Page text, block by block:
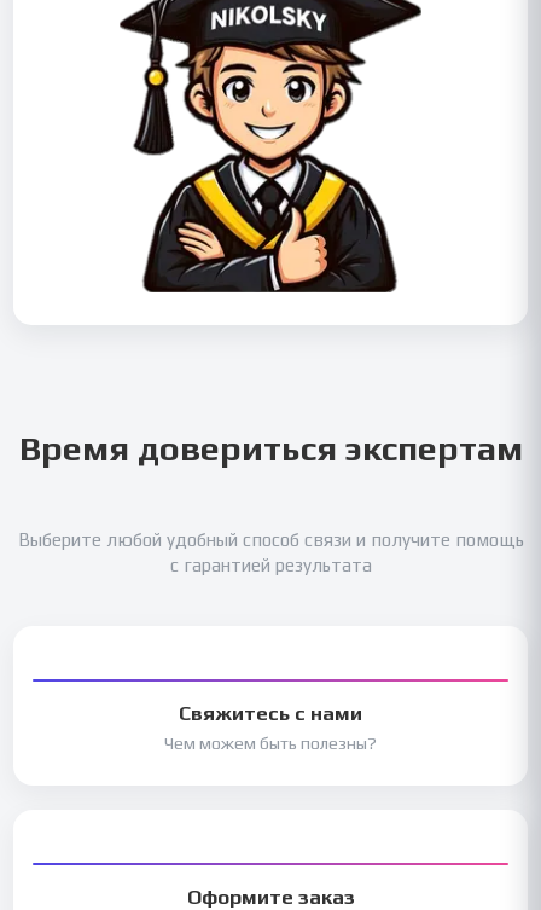
Время довериться экспертам
Выберите любой удобный способ связи и получите помощь
с гарантией результата
Свяжитесь с нами
Чем можем быть полезны?
Оформите заказ